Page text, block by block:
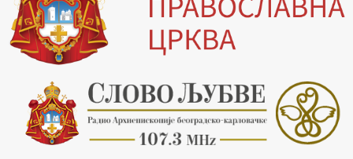
20.00 Вести из Цркве
20.15 Реч архијереја
20.30 Хроника Архиепископије
21.03 Врлинослов
22.03 Црквена предавања и трибине
23.00 Питања и одговори